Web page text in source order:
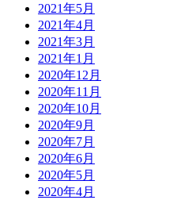
2021年5月
2021年4月
2021年3月
2021年1月
2020年12月
2020年11月
2020年10月
2020年9月
2020年7月
2020年6月
2020年5月
2020年4月